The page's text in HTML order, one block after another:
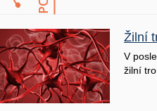
Žilní
V
žilní